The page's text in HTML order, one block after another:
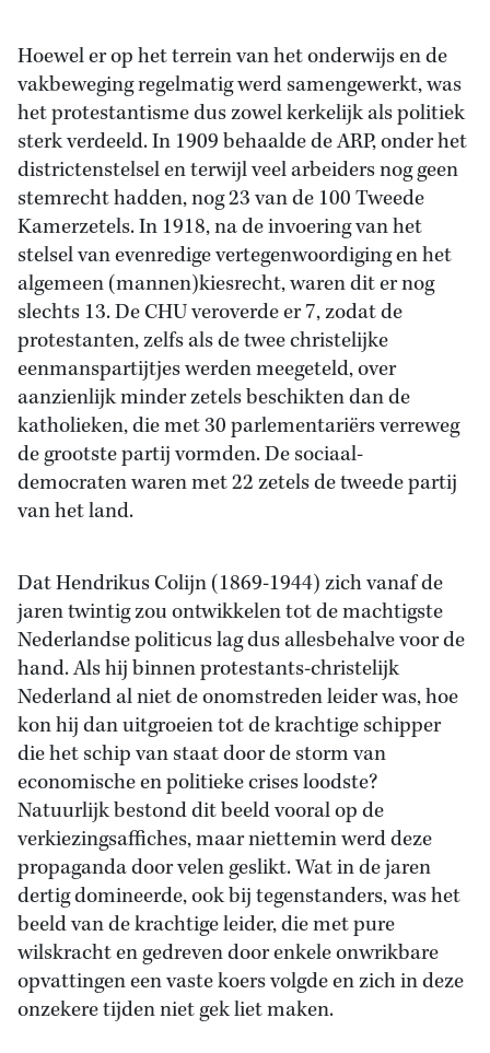
Hoewel er op het terrein van het onderwijs en de
vakbeweging regelmatig werd samengewerkt, was
het protestantisme dus zowel kerkelijk als politiek
sterk verdeeld. In 1909 behaalde de ARP, onder het
districtenstelsel en terwijl veel arbeiders nog geen
stemrecht hadden, nog 23 van de 100 Tweede
Kamerzetels. In 1918, na de invoering van het
stelsel van evenredige vertegenwoordiging en het
algemeen (mannen)kiesrecht, waren dit er nog
slechts 13. De CHU veroverde er 7, zodat de
protestanten, zelfs als de twee christelijke
eenmanspartijtjes werden meegeteld, over
aanzienlijk minder zetels beschikten dan de
katholieken, die met 30 parlementariërs verreweg
de grootste partij vormden. De sociaal-
democraten waren met 22 zetels de tweede partij
van het land.
Dat Hendrikus Colijn (1869-1944) zich vanaf de
jaren twintig zou ontwikkelen tot de machtigste
Nederlandse politicus lag dus allesbehalve voor de
hand. Als hij binnen protestants-christelijk
Nederland al niet de onomstreden leider was, hoe
kon hij dan uitgroeien tot de krachtige schipper
die het schip van staat door de storm van
economische en politieke crises loodste?
Natuurlijk bestond dit beeld vooral op de
verkiezingsaffiches, maar niettemin werd deze
propaganda door velen geslikt. Wat in de jaren
dertig domineerde, ook bij tegenstanders, was het
beeld van de krachtige leider, die met pure
wilskracht en gedreven door enkele onwrikbare
opvattingen een vaste koers volgde en zich in deze
onzekere tijden niet gek liet maken.